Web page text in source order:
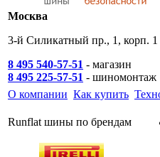
Москва
3-й Силикатный пр., 1, корп. 1
8 495 540-57-51 - магазин
8 495 225-57-51 - шиномонтаж
О компании Как купить
Runflat шины по брендам